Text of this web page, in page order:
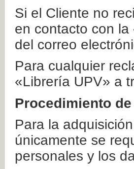
Si el Cliente no
en contacto con
del correo
Para cualquier
«Librería UPV» a
Procedimiento
Para la
únicamente se
personales y los